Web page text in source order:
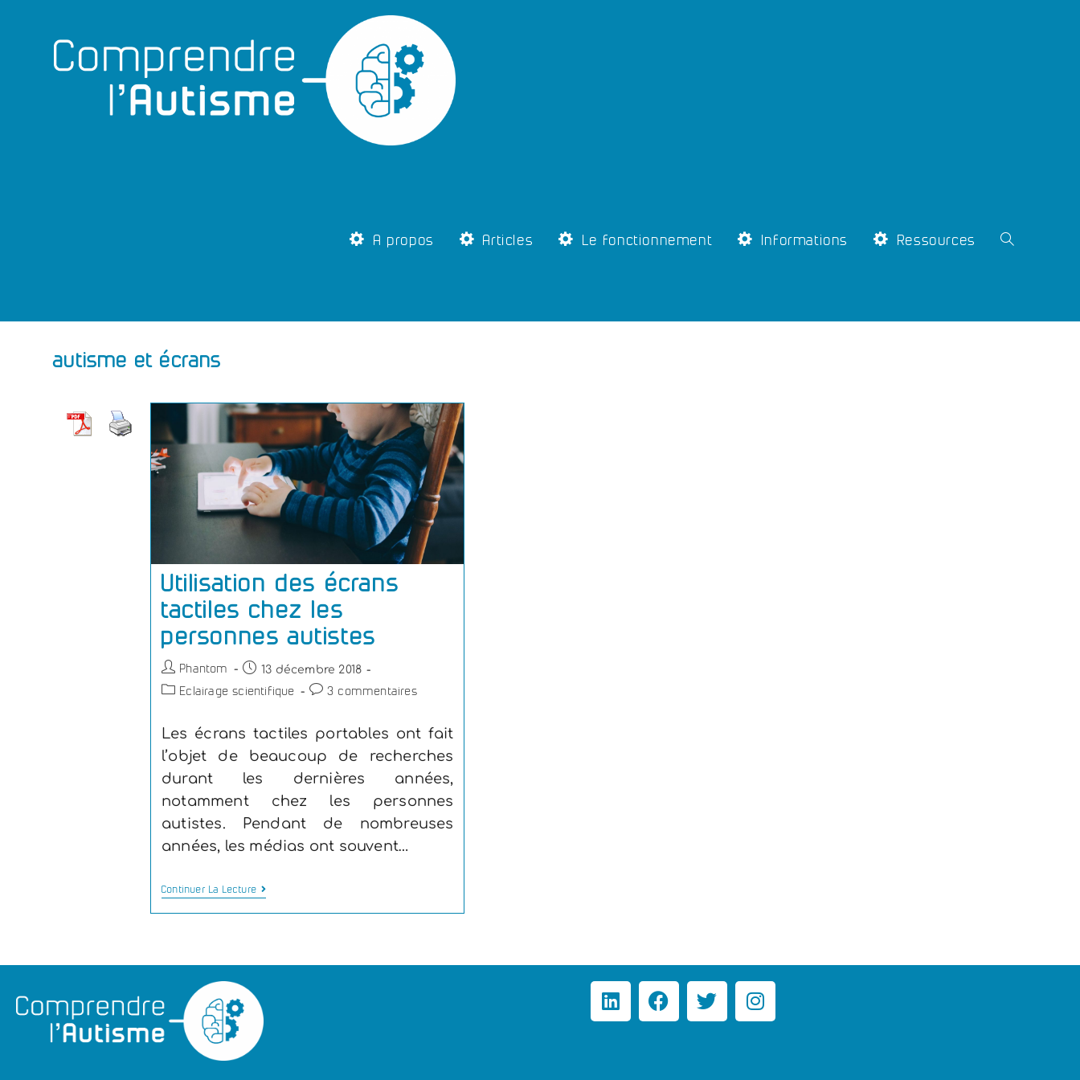
A propos Articles Le fonctionnement Informations Ressources
autisme et écrans
Utilisation des écrans
tactiles chez les
personnes autistes
Phantom 13 décembre 2018
Eclairage scientifique 3 commentaires
Les écrans tactiles portables ont fait
l’objet de beaucoup de recherches
durant les dernières années,
notamment chez les personnes
autistes. Pendant de nombreuses
années, les médias ont souvent…
Continuer La Lecture